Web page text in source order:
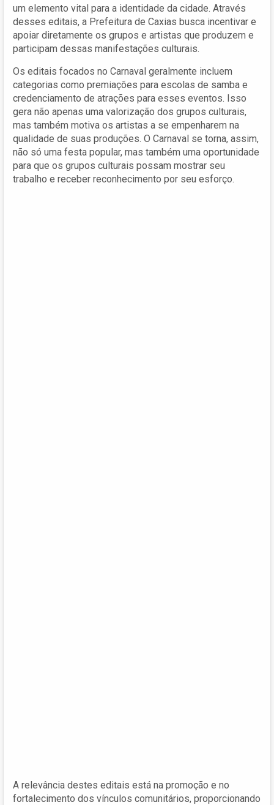
um elemento vital para a identidade da cidade. Através
desses editais, a Prefeitura de Caxias busca incentivar e
apoiar diretamente os grupos e artistas que produzem e
participam dessas manifestações culturais.
Os editais focados no Carnaval geralmente incluem
categorias como premiações para escolas de samba e
credenciamento de atrações para esses eventos. Isso
gera não apenas uma valorização dos grupos culturais,
mas também motiva os artistas a se empenharem na
qualidade de suas produções. O Carnaval se torna, assim,
não só uma festa popular, mas também uma oportunidade
para que os grupos culturais possam mostrar seu
trabalho e receber reconhecimento por seu esforço.
A relevância destes editais está na promoção e no
fortalecimento dos vínculos comunitários, proporcionando